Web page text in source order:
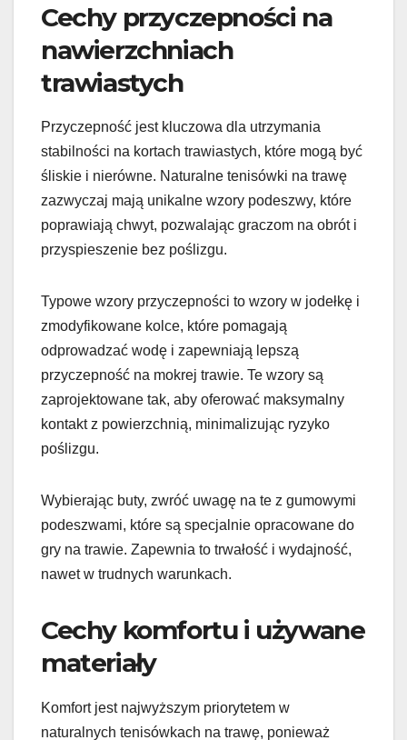
Cechy przyczepności na
nawierzchniach
trawiastych
Przyczepność jest kluczowa dla utrzymania
stabilności na kortach trawiastych, które mogą być
śliskie i nierówne. Naturalne tenisówki na trawę
zazwyczaj mają unikalne wzory podeszwy, które
poprawiają chwyt, pozwalając graczom na obrót i
przyspieszenie bez poślizgu.
Typowe wzory przyczepności to wzory w jodełkę i
zmodyfikowane kolce, które pomagają
odprowadzać wodę i zapewniają lepszą
przyczepność na mokrej trawie. Te wzory są
zaprojektowane tak, aby oferować maksymalny
kontakt z powierzchnią, minimalizując ryzyko
poślizgu.
Wybierając buty, zwróć uwagę na te z gumowymi
podeszwami, które są specjalnie opracowane do
gry na trawie. Zapewnia to trwałość i wydajność,
nawet w trudnych warunkach.
Cechy komfortu i używane
materiały
Komfort jest najwyższym priorytetem w
naturalnych tenisówkach na trawę, ponieważ